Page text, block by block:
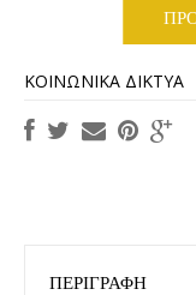
ΚΟΙΝΩΝΙΚΆ ΔΊΚΤΥΑ
ΠΕΡΙΓΡΑΦΉ